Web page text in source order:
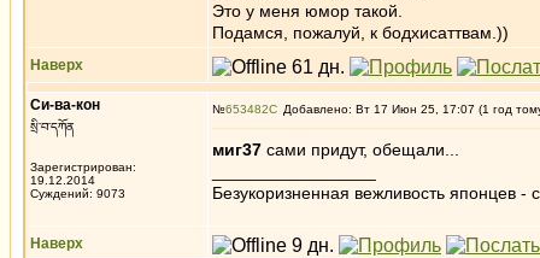
Это у меня юмор такой.
Подамся, пожалуй, к бодхисаттвам.))
Наверх
Си-ва-кон
སྲི་བ་དཀོན
Зарегистрирован:
19.12.2014
Суждений: 9073
№653482 Добавлено: Вт 17 Июн 25, 17:07 (1 год
миг37 сами придут, обещали...
Безукоризненная вежливость японцев -
Наверх